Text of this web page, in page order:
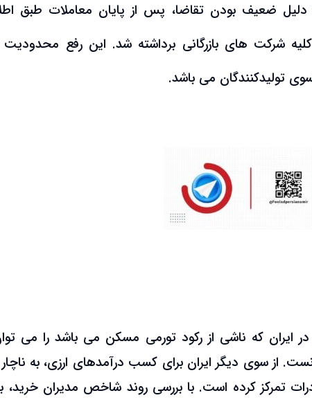
ضعیف بودن تقاضا، پس از پایان معاملات طبق
شرکت های بازرگانی برداشته شد. این رفع
تولیدکنندگان می باشد.
ایران که ناشی از رکود تورمی مسکن می باشد را می
از سوی دیگر ایران برای کسب درآمدهای ارزی، به
تمرکز کرده است. با بررسی روند شاخص مدیران خرید،